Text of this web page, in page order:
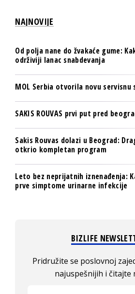
NAJNOVIJE
Od polja nane do žvakaće gume:
održiviji lanac snabdevanja
MOL Serbia otvorila novu servisnu
SAKIS ROUVAS prvi put pred
Sakis Rouvas dolazi u Beograd:
otkrio kompletan program
Leto bez neprijatnih iznenađenja:
prve simptome urinarne infekcije
BIZLIFE
Pridružite se poslovnoj
najuspešnijih i čitajte